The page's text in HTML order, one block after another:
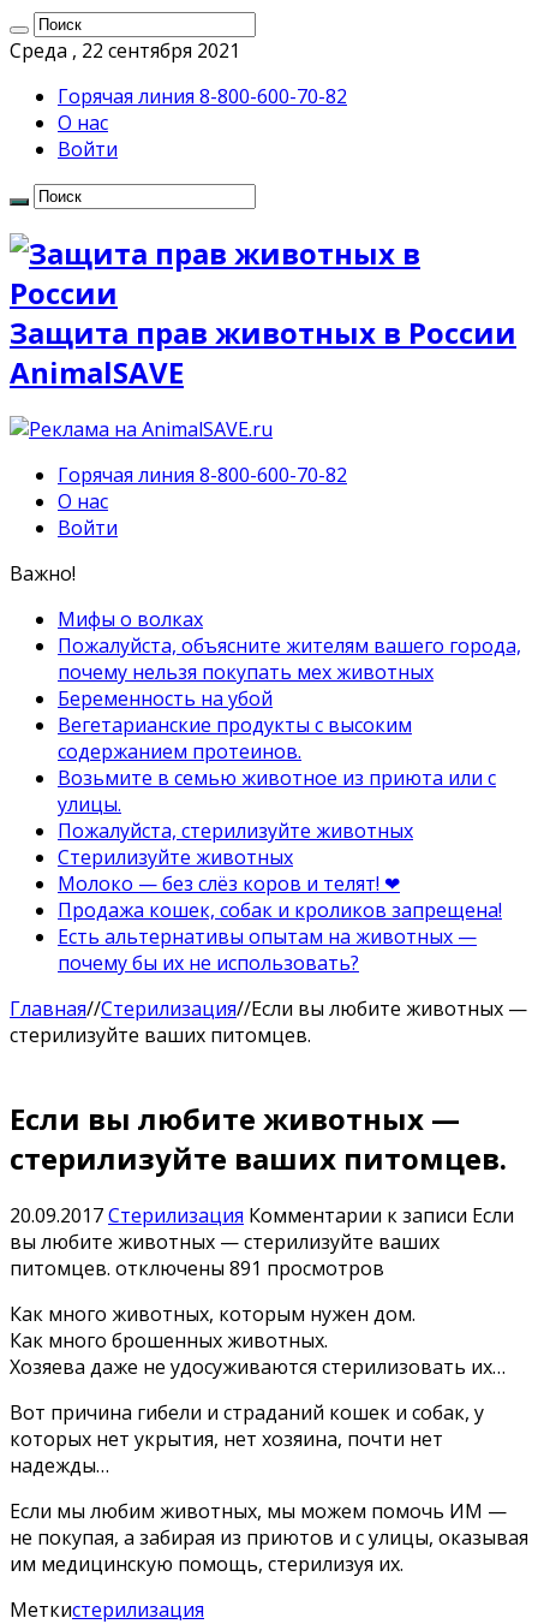
Среда , 22 сентября 2021
Горячая линия 8-800-600-70-82
О нас
Войти
Защита прав животных в России
AnimalSAVE
Горячая линия 8-800-600-70-82
О нас
Войти
Важно!
Мифы о волках
Пожалуйста, объясните жителям вашего города,
почему нельзя покупать мех животных
Беременность на убой
Вегетарианские продукты с высоким
содержанием протеинов.
Возьмите в семью животное из приюта или с
улицы.
Пожалуйста, стерилизуйте животных
Стерилизуйте животных
Молоко — без слёз коров и телят! ❤
Продажа кошек, собак и кроликов запрещена!
Есть альтернативы опытам на животных —
почему бы их не использовать?
Главная//Стерилизация//Если вы любите животных —
стерилизуйте ваших питомцев.
Если вы любите животных —
стерилизуйте ваших питомцев.
20.09.2017Стерилизация Комментарии к записи Если
вы любите животных — стерилизуйте ваших
питомцев. отключены 891 просмотров
Как много животных, которым нужен дом.
Как много брошенных животных.
Хозяева даже не удосуживаются стерилизовать их…
Вот причина гибели и страданий кошек и собак, у
которых нет укрытия, нет хозяина, почти нет
надежды…
Если мы любим животных, мы можем помочь ИМ —
не покупая, а забирая из приютов и с улицы, оказывая
им медицинскую помощь, стерилизуя их.
Меткистерилизация